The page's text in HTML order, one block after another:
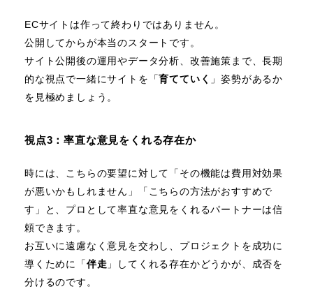
ECサイトは作って終わりではありません。
公開してからが本当のスタートです。
サイト公開後の運用やデータ分析、改善施策まで、長期
的な視点で一緒にサイトを「育てていく 」姿勢があるか
を見極めましょう。
視点3：率直な意見をくれる存在か
時には、こちらの要望に対して「その機能は費用対効果
が悪いかもしれません」「こちらの方法がおすすめで
す」と、プロとして率直な意見をくれるパートナーは信
頼できます。
お互いに遠慮なく意見を交わし、プロジェクトを成功に
導くために「伴走 」してくれる存在かどうかが、成否を
分けるのです。